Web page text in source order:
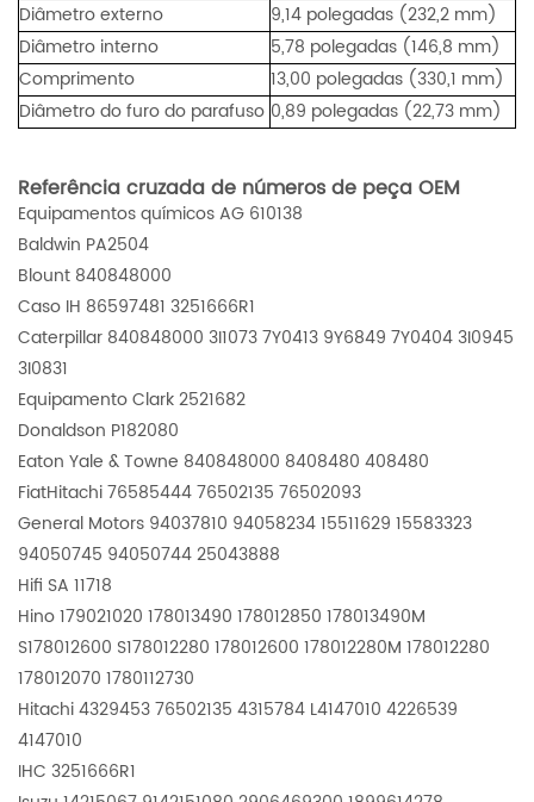
Diâmetro externo
9,14 polegadas (232,2 mm)
Diâmetro interno
5,78 polegadas (146,8 mm)
Comprimento
13,00 polegadas (330,1 mm)
Diâmetro do furo do parafuso 0,89 polegadas (22,73 mm)
Referência cruzada de números de peça OEM
Equipamentos químicos AG 610138
Baldwin PA2504
Blount 840848000
Caso IH 86597481 3251666R1
Caterpillar 840848000 3I1073 7Y0413 9Y6849 7Y0404 3I0945
3I0831
Equipamento Clark 2521682
Donaldson P182080
Eaton Yale & Towne 840848000 8408480 408480
FiatHitachi 76585444 76502135 76502093
General Motors 94037810 94058234 15511629 15583323
94050745 94050744 25043888
Hifi SA 11718
Hino 179021020 178013490 178012850 178013490M
S178012600 S178012280 178012600 178012280M 178012280
178012070 1780112730
Hitachi 4329453 76502135 4315784 L4147010 4226539
4147010
IHC 3251666R1